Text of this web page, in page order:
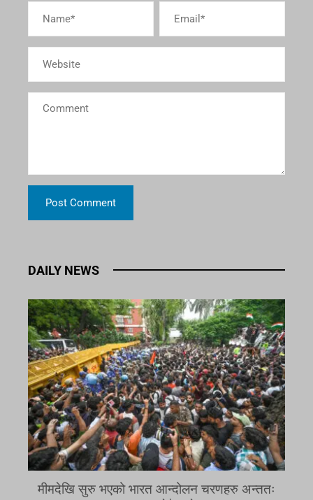
DAILY NEWS
मीमदेखि सुरु भएको भारत आन्दोलन चरणहरु अन्ततः